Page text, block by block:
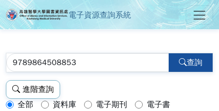
高雄醫學大學圖書資訊處電子資
電子資源查詢系統
查詢
進階查詢
全部 資料庫 電子期刊
電子書